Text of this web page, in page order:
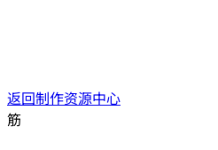
返回制作资源中心
筋